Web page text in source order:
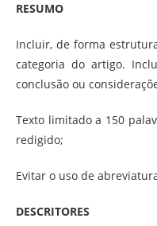
RESUMO
Incluir, de forma
categoria do artigo.
conclusão ou
Texto limitado a 150
redigido;
Evitar o uso de
DESCRITORES